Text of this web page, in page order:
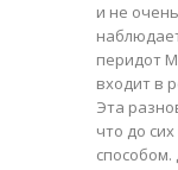
и не
перидот
входит в
Эта
что до